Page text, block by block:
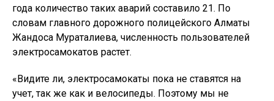
года количество таких аварий составило 21. По
словам главного дорожного полицейского Алматы
Жандоса Мураталиева, численность пользователей
электросамокатов растет.
«Видите ли, электросамокаты пока не ставятся на
учет, так же как и велосипеды. Поэтому мы не